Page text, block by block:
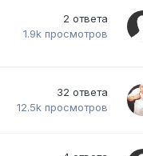
2 ответа
1.9k просмотров
32 ответа
12.5k просмотров